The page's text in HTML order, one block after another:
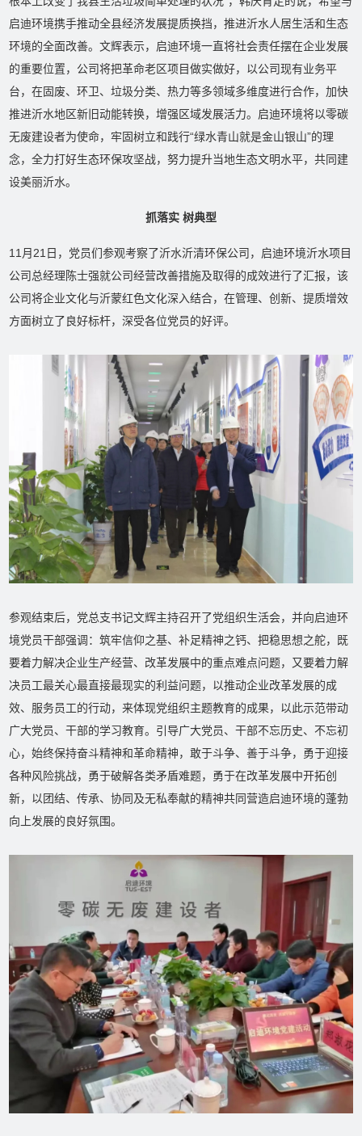
启迪环境携手推动全县经济发展提质换挡，推进沂水人居生活和生态
环境的全面改善。文辉表示，启迪环境一直将社会责任摆在企业发展
的重要位置，公司将把革命老区项目做实做好，以公司现有业务平
台，在固废、环卫、垃圾分类、热力等多领域多维度进行合作，加快
推进沂水地区新旧动能转换，增强区域发展活力。启迪环境将以零碳
无废建设者为使命，牢固树立和践行“绿水青山就是金山银山”的理
念，全力打好生态环保攻坚战，努力提升当地生态文明水平，共同建
设美丽沂水。
抓落实 树典型
11月21日，党员们参观考察了沂水沂清环保公司，启迪环境沂水项目
公司总经理陈士强就公司经营改善措施及取得的成效进行了汇报，该
公司将企业文化与沂蒙红色文化深入结合，在管理、创新、提质增效
方面树立了良好标杆，深受各位党员的好评。
参观结束后，党总支书记文辉主持召开了党组织生活会，并向启迪环
境党员干部强调：筑牢信仰之基、补足精神之钙、把稳思想之舵，既
要着力解决企业生产经营、改革发展中的重点难点问题，又要着力解
决员工最关心最直接最现实的利益问题，以推动企业改革发展的成
效、服务员工的行动，来体现党组织主题教育的成果，以此示范带动
广大党员、干部的学习教育。引导广大党员、干部不忘历史、不忘初
心，始终保持奋斗精神和革命精神，敢于斗争、善于斗争，勇于迎接
各种风险挑战，勇于破解各类矛盾难题，勇于在改革发展中开拓创
新，以团结、传承、协同及无私奉献的精神共同营造启迪环境的蓬勃
向上发展的良好氛围。